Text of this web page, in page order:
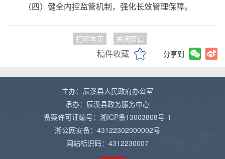
（四）健全内控监管机制，强化长效管理保障。
打印本页 关闭窗口
稿件收藏 分享到
主办：辰溪县人民政府办公室
承办：辰溪县政务服务中心
备案许可证编号：湘ICP备13003808号-1
湘公网安备：43122302000002号
网站标识码：4312230007